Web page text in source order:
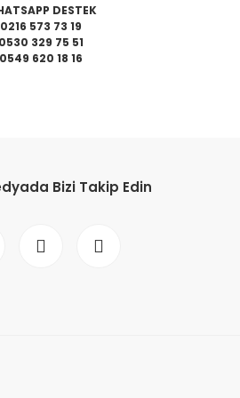
DESTEK
0216 573 73 19
0530 329 75 51
0549 620 18 16
Bizi Takip Edin